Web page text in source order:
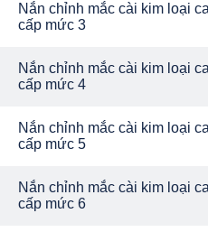
Nắn chỉnh mắc cài kim loại
cấp mức 3
Nắn chỉnh mắc cài kim loại
cấp mức 4
Nắn chỉnh mắc cài kim loại
cấp mức 5
Nắn chỉnh mắc cài kim loại
cấp mức 6